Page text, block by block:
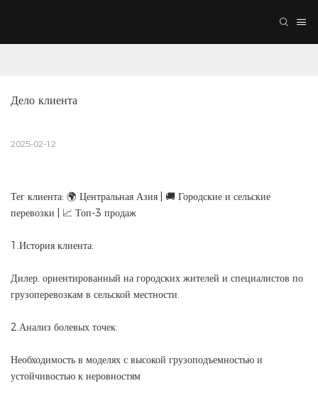
Дело клиента
2025-02-12
Тег клиента: 🌍 Центральная Азия | 🚚 Городские и сельские
перевозки | 📈 Топ-3 продаж
1.История клиента:
Дилер, ориентированный на городских жителей и специалистов по
грузоперевозкам в сельской местности.
2.Анализ болевых точек:
Необходимость в моделях с высокой грузоподъемностью и
устойчивостью к неровностям